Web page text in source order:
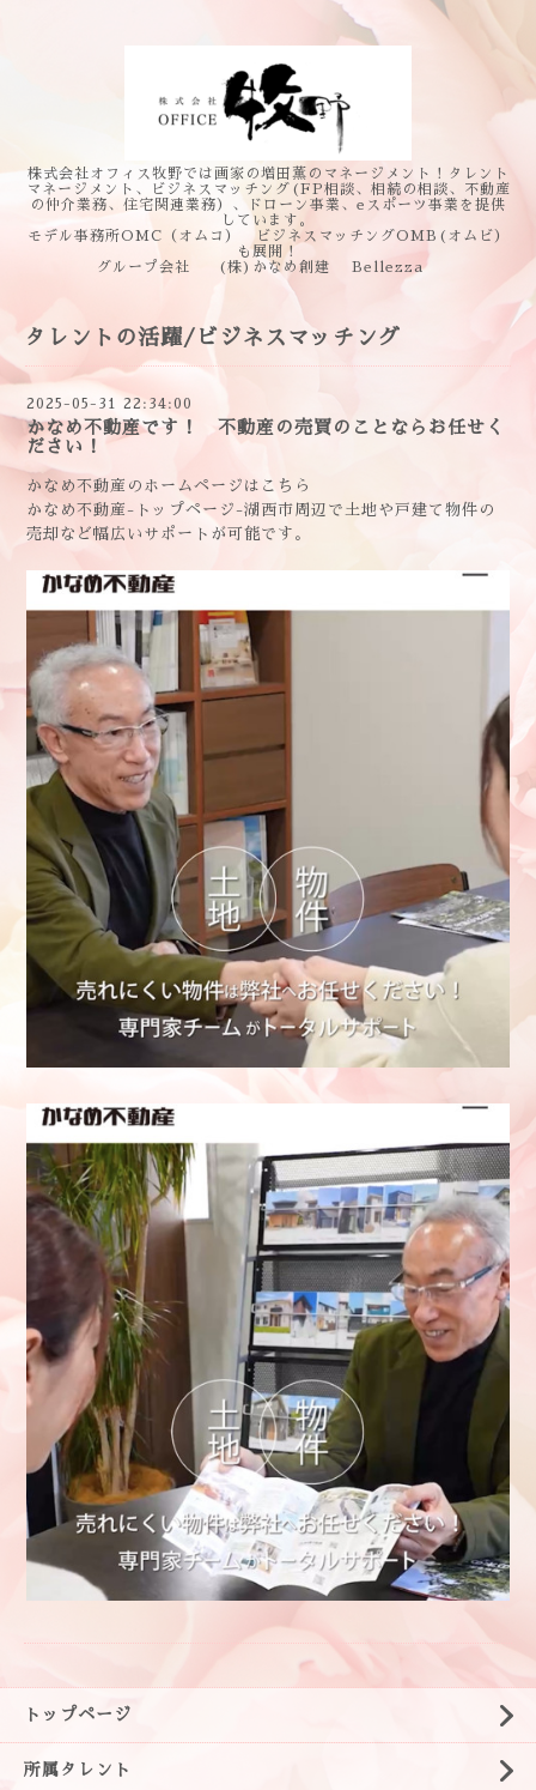
株式会社オフィス牧野では画家の増田薫のマネージメント！タレント
マネージメント、ビジネスマッチング(FP相談、相続の相談、不動産
の仲介業務、住宅関連業務）、ドローン事業、eスポーツ事業を提供
しています。
モデル事務所OMC（オムコ） ビジネスマッチングOMB(オムビ）
も展開！
グループ会社 (株)かなめ創建 Bellezza
タレントの活躍/ビジネスマッチング
2025-05-31 22:34:00
かなめ不動産です！ 不動産の売買のことならお任せく
ださい！
かなめ不動産のホームページはこちら
かなめ不動産-トップページ-湖西市周辺で土地や戸建て物件の
売却など幅広いサポートが可能です。
トップページ
所属タレント